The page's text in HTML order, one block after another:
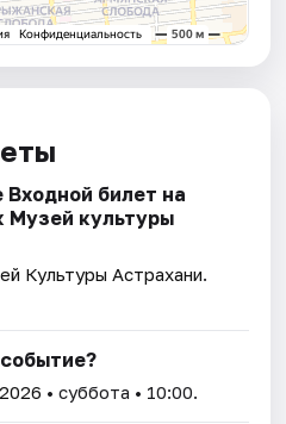
Входной билет на
Музей культуры
Культуры Астрахани.
• суббота • 10:00.